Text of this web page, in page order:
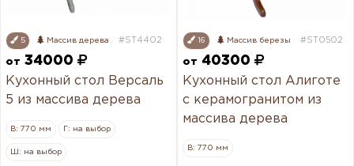
5 Массив дерева #ST4402
от 34000
Кухонный стол Версаль
5 из массива дерева
В: 770 мм Г: на выбор
Ш: на выбор
16 Массив березы #ST0502
от 40300
Кухонный стол Алиготе
с керамогранитом из
массива дерева
В: 770 мм